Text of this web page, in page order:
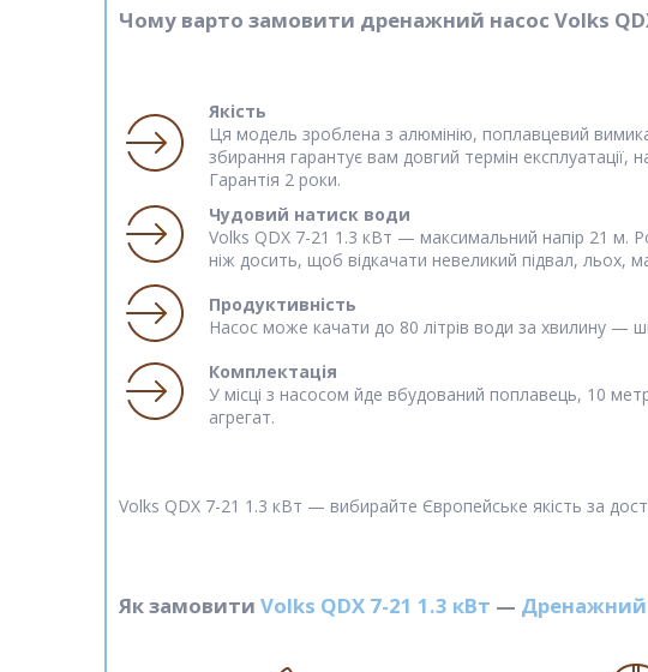
Чому варто замовити дренажний насос Volks
Якість
Ця модель зроблена з алюмінію, поплавцевий
збирання гарантує вам довгий термін експлуатації,
Гарантія 2 роки.
Чудовий натиск води
Volks QDX 7-21 1.3 кВт — максимальний напір 21 м.
ніж досить, щоб відкачати невеликий підвал, льох,
Продуктивність
Насос може качати до 80 літрів води за хвилину —
Комплектація
У місці з насосом йде вбудований поплавець, 10
агрегат.
Volks QDX 7-21 1.3 кВт — вибирайте Європейське якість за
Як замовити Volks QDX 7-21 1.3 кВт — Дренажний